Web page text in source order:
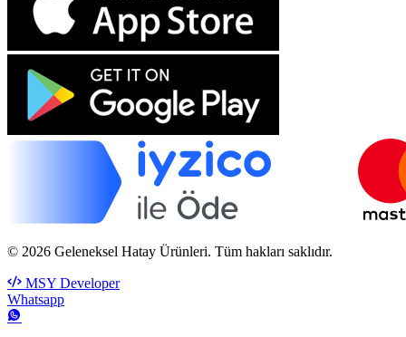
© 2026 Geleneksel Hatay Ürünleri. Tüm hakları saklıdır.
MSY Developer
Whatsapp